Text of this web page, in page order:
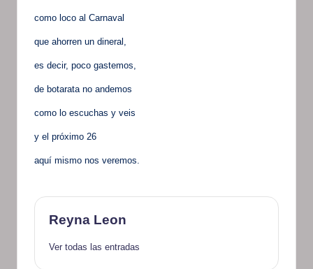
como loco al Carnaval
que ahorren un dineral,
es decir, poco gastemos,
de botarata no andemos
como lo escuchas y veis
y el próximo 26
aquí mismo nos veremos.
Reyna Leon
Ver todas las entradas